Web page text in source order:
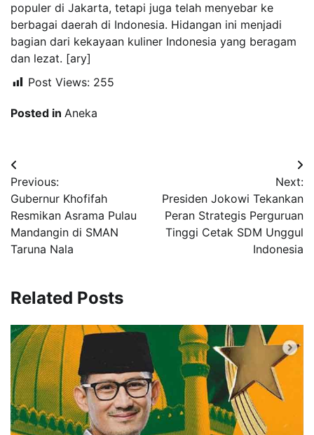
populer di Jakarta, tetapi juga telah menyebar ke
berbagai daerah di Indonesia. Hidangan ini menjadi
bagian dari kekayaan kuliner Indonesia yang beragam
dan lezat. [ary]
Post Views: 255
Posted in Aneka
Navigasi
pos
Previous:
Gubernur Khofifah
Resmikan Asrama Pulau
Mandangin di SMAN
Taruna Nala
Next:
Presiden Jokowi Tekankan
Peran Strategis Perguruan
Tinggi Cetak SDM Unggul
Indonesia
Related Posts